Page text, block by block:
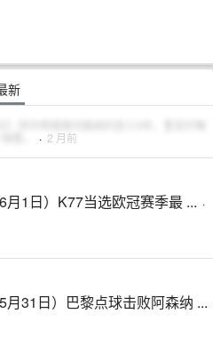
新
· 2 月前
月1日）K77当选欧冠赛季最 ... ·
月31日）巴黎点球击败阿森纳 ...